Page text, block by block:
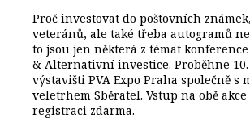
Proč investovat do poštovních
veteránů, ale také třeba autogramů
to jsou jen některá z témat
& Alternativní investice. Proběhne
výstavišti PVA Expo Praha společně s
veletrhem Sběratel. Vstup na obě akce
registraci zdarma.